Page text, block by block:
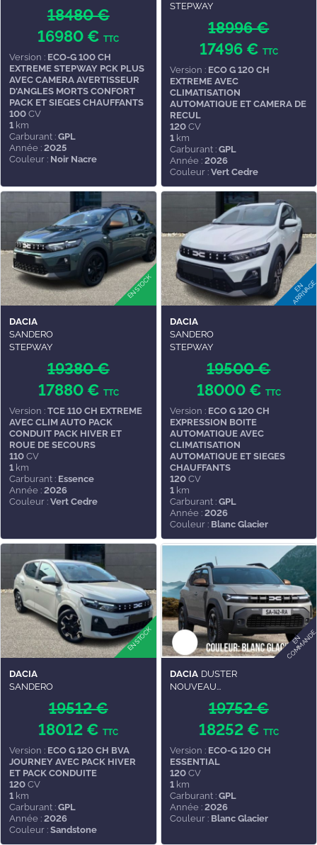
18480 €
16980 €TTC
Version : ECO-G 100 CH
EXTREME STEPWAY PCK PLUS
AVEC CAMERA AVERTISSEUR
D'ANGLES MORTS CONFORT
PACK ET SIEGES CHAUFFANTS
100 CV
1 km
Carburant : GPL
Année : 2025
Couleur : Noir Nacre
STEPWAY
18996 €
17496 € TTC
Version : ECO G 120 CH
EXTREME AVEC
CLIMATISATION
AUTOMATIQUE ET CAMERA DE
RECUL
120CV
1km
Carburant : GPL
Année : 2026
Couleur : Vert Cedre
DACIA
SANDERO
STEPWAY
19380 €
17880 € TTC
Version : TCE 110 CH EXTREME
AVEC CLIM AUTO PACK
CONDUIT PACK HIVER ET
ROUE DE SECOURS
110 CV
1 km
Carburant : Essence
Année : 2026
Couleur : Vert Cedre
DACIA
SANDERO
STEPWAY
19500 €
18000 € TTC
Version : ECO G 120 CH
EXPRESSION BOITE
AUTOMATIQUE AVEC
CLIMATISATION
AUTOMATIQUE ET SIEGES
CHAUFFANTS
120CV
1km
Carburant : GPL
Année : 2026
Couleur : Blanc Glacier
DACIA
SANDERO
19512 €
18012 €TTC
Version : ECO G 120 CH BVA
JOURNEY AVEC PACK HIVER
ET PACK CONDUITE
120 CV
1 km
Carburant : GPL
Année : 2026
Couleur : Sandstone
DACIA DUSTER
NOUVEAU...
19752 €
18252 € TTC
Version : ECO-G 120 CH
ESSENTIAL
120CV
1km
Carburant : GPL
Année : 2026
Couleur : Blanc Glacier